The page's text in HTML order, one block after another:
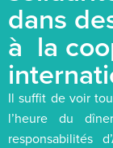
dans
à la
Il suffit de voir
l’heure du
responsabilités